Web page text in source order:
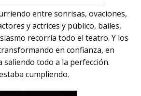
entre sonrisas, ovaciones,
y actrices y público, bailes,
recorría todo el teatro. Y los
en confianza, en
saliendo todo a la perfección.
cumpliendo.